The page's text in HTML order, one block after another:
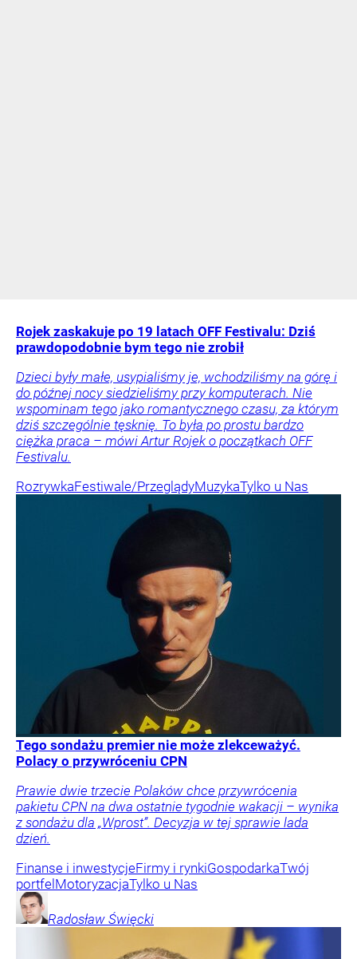
Rojek zaskakuje po 19 latach OFF Festivalu: Dziś
prawdopodobnie bym tego nie zrobił
Dzieci były małe, usypialiśmy je, wchodziliśmy na górę i
do późnej nocy siedzieliśmy przy komputerach. Nie
wspominam tego jako romantycznego czasu, za którym
dziś szczególnie tęsknię. To była po prostu bardzo
ciężka praca – mówi Artur Rojek o początkach OFF
Festivalu.
RozrywkaFestiwale/PrzeglądyMuzykaTylko u Nas
Tego sondażu premier nie może zlekceważyć.
Polacy o przywróceniu CPN
Prawie dwie trzecie Polaków chce przywrócenia
pakietu CPN na dwa ostatnie tygodnie wakacji – wynika
z sondażu dla „Wprost”. Decyzja w tej sprawie lada
dzień.
Finanse i inwestycjeFirmy i rynkiGospodarkaTwój
portfel MotoryzacjaTylko u Nas
Radosław Święcki